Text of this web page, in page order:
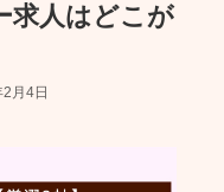
求人はどこが
月4日